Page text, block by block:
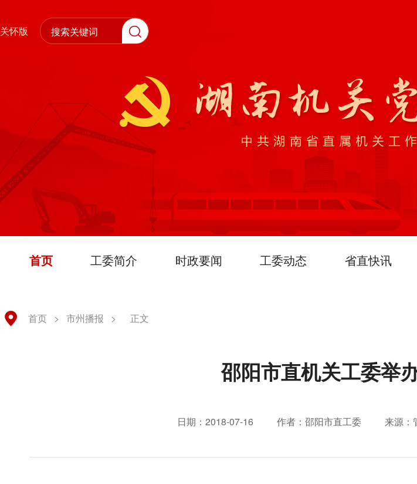
关怀版
首页 工委简介 时政要闻 工委动态 省直快讯
首页 > 市州播报 > 正文
邵阳市直机关工委举
日期：2018-07-16 作者：邵阳市直工委 来源：